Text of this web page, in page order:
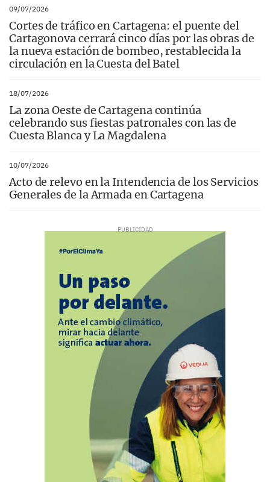
09/07/2026
Cortes de tráfico en Cartagena: el puente del
Cartagonova cerrará cinco días por las obras de
la nueva estación de bombeo, restablecida la
circulación en la Cuesta del Batel
18/07/2026
La zona Oeste de Cartagena continúa
celebrando sus fiestas patronales con las de
Cuesta Blanca y La Magdalena
10/07/2026
Acto de relevo en la Intendencia de los Servicios
Generales de la Armada en Cartagena